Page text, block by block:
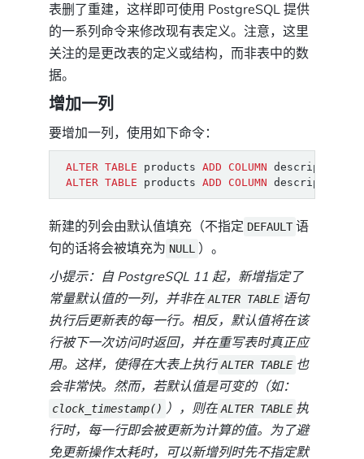
表删了重建，这样即可使用 PostgreSQL 提供
的一系列命令来修改现有表定义。注意，这里
关注的是更改表的定义或结构，而非表中的数
据。
增加一列
要增加一列，使用如下命令：
ALTER TABLE products ADD COLUMN description
ALTER TABLE products ADD COLUMN description
新建的列会由默认值填充（不指定 DEFAULT 语
句的话将会被填充为 NULL
）。
小提示：自 PostgreSQL 11 起，新增指定了
常量默认值的一列，并非在 ALTER TABLE 语句
执行后更新表的每一行。相反，默认值将在该
行被下一次访问时返回，并在重写表时真正应
用。这样，使得在大表上执行 ALTER TABLE 也
会非常快。然而，若默认值是可变的（如：
clock_timestamp() ），则在 ALTER TABLE 执
行时，每一行即会被更新为计算的值。为了避
免更新操作太耗时，可以新增列时先不指定默